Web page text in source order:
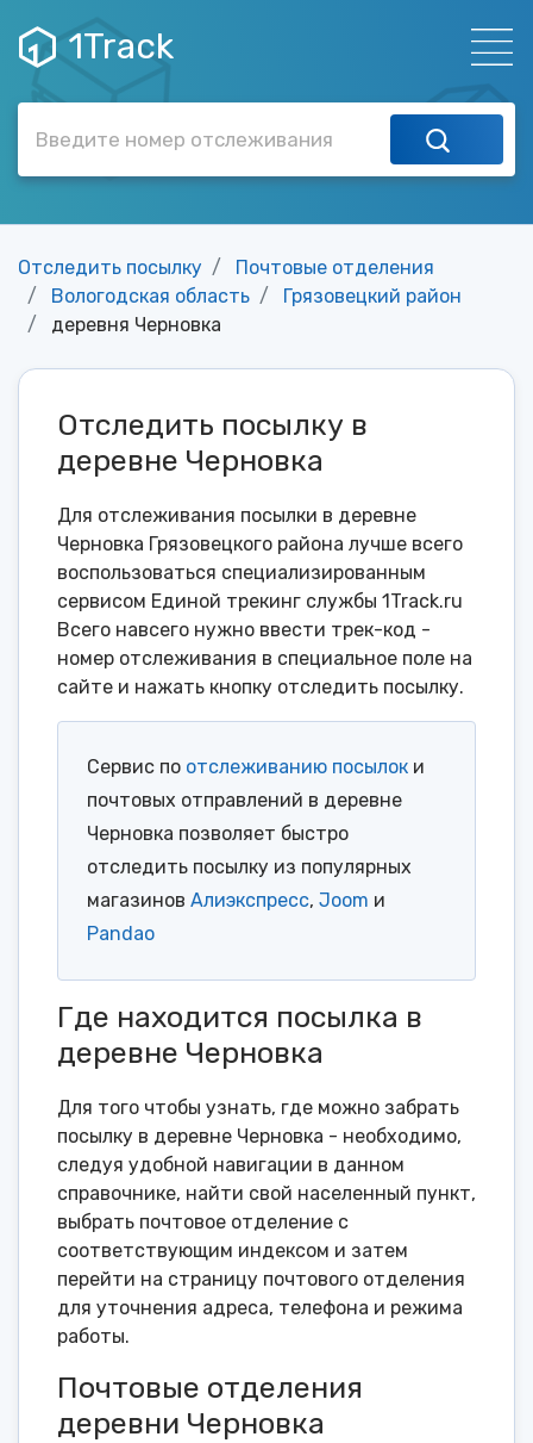
1Track
Отследить посылку
Почтовые отделения
Вологодская область
Грязовецкий район
деревня Черновка
Отследить посылку в
деревне Черновка
Для отслеживания посылки в деревне
Черновка Грязовецкого района лучше всего
воспользоваться специализированным
сервисом Единой трекинг службы 1Track.ru
Всего навсего нужно ввести трек-код -
номер отслеживания в специальное поле на
сайте и нажать кнопку отследить посылку.
Сервис по отслеживанию посылок и
почтовых отправлений в деревне
Черновка позволяет быстро
отследить посылку из популярных
магазинов Алиэкспресс, Joom и
Pandao
Где находится посылка в
деревне Черновка
Для того чтобы узнать, где можно забрать
посылку в деревне Черновка - необходимо,
следуя удобной навигации в данном
справочнике, найти свой населенный пункт,
выбрать почтовое отделение с
соответствующим индексом и затем
перейти на страницу почтового отделения
для уточнения адреса, телефона и режима
работы.
Почтовые отделения
деревни Черновка